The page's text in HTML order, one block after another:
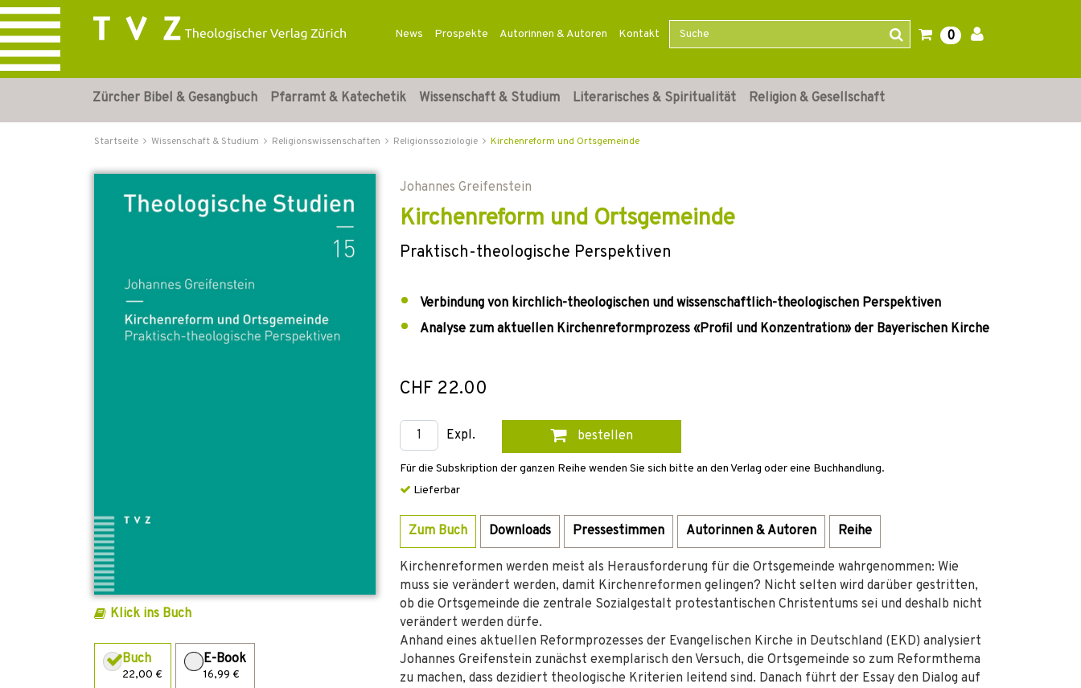
News Prospekte Autorinnen & Autoren Kontakt 0
Zürcher Bibel & Gesangbuch Pfarramt & Katechetik Wissenschaft & Studium Literarisches & Spiritualität Religion & Gesellschaft
Startseite Wissenschaft & Studium Religionswissenschaften Religionssoziologie Kirchenreform und Ortsgemeinde
Klick ins Buch
Buch
22,00 €
E-Book
16,99 €
Johannes Greifenstein
Kirchenreform und Ortsgemeinde
Praktisch-theologische Perspektiven
Verbindung von kirchlich-theologischen und wissenschaftlich-theologischen Perspektiven
Analyse zum aktuellen Kirchenreformprozess «Profil und Konzentration» der Bayerischen Kirche
CHF 22.00
Expl. bestellen
Für die Subskription der ganzen Reihe wenden Sie sich bitte an den Verlag oder eine Buchhandlung.
Lieferbar
Zum Buch Downloads Pressestimmen Autorinnen & Autoren Reihe
Kirchenreformen werden meist als Herausforderung für die Ortsgemeinde wahrgenommen: Wie
muss sie verändert werden, damit Kirchenreformen gelingen? Nicht selten wird darüber gestritten,
ob die Ortsgemeinde die zentrale Sozialgestalt protestantischen Christentums sei und deshalb nicht
verändert werden dürfe.
Anhand eines aktuellen Reformprozesses der Evangelischen Kirche in Deutschland (EKD) analysiert
Johannes Greifenstein zunächst exemplarisch den Versuch, die Ortsgemeinde so zum Reformthema
zu machen, dass dezidiert theologische Kriterien leitend sind. Danach führt der Essay den Dialog auf